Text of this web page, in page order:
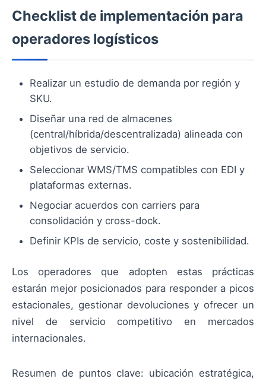
Checklist de implementación para
operadores logísticos
Realizar un estudio de demanda por región y
SKU.
Diseñar una red de almacenes
(central/híbrida/descentralizada) alineada con
objetivos de servicio.
Seleccionar WMS/TMS compatibles con EDI y
plataformas externas.
Negociar acuerdos con carriers para
consolidación y cross-dock.
Definir KPIs de servicio, coste y sostenibilidad.
Los operadores que adopten estas prácticas
estarán mejor posicionados para responder a picos
estacionales, gestionar devoluciones y ofrecer un
nivel de servicio competitivo en mercados
internacionales.
Resumen de puntos clave: ubicación estratégica,